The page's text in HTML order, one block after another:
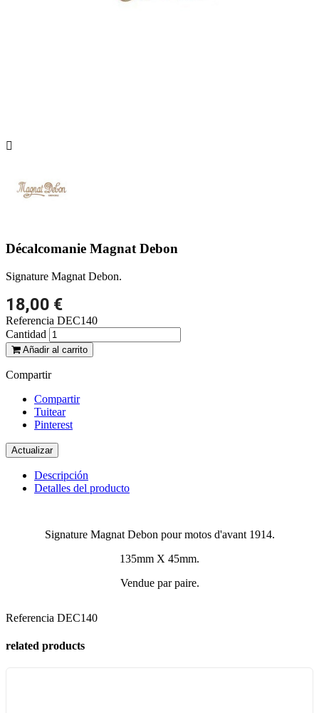

Décalcomanie Magnat Debon
Signature Magnat Debon.
18,00 €
Referencia DEC140
Cantidad
Añadir al carrito
Compartir
Compartir
Tuitear
Pinterest
Descripción
Detalles del producto
Signature Magnat Debon pour motos d'avant 1914.
135mm X 45mm.
Vendue par paire.
Referencia DEC140
related products